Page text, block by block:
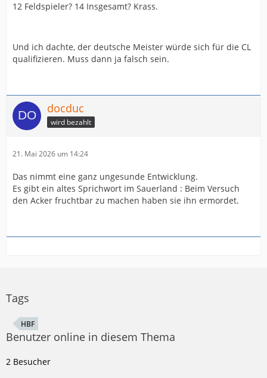
12 Feldspieler? 14 Insgesamt? Krass.
Und ich dachte, der deutsche Meister würde sich für die CL
qualifizieren. Muss dann ja falsch sein.
docduc
wird bezahlt
21. Mai 2026 um 14:24
Das nimmt eine ganz ungesunde Entwicklung.
Es gibt ein altes Sprichwort im Sauerland : Beim Versuch
den Acker fruchtbar zu machen haben sie ihn ermordet.
Tags
HBF
Benutzer online in diesem Thema
2 Besucher